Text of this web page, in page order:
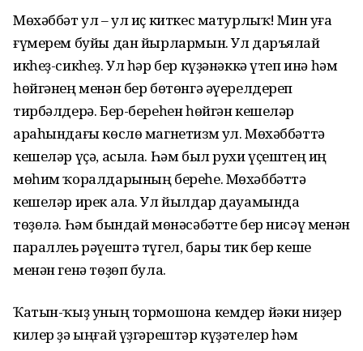
Мөхәббәт ул – ул иҫ киткес матурлыҡ! Мин уға
ғүмерем буйы дан йырлармын. Ул даръялай
икһеҙ-сикһеҙ. Ул һәр бер күҙәнәккә үтеп инә һәм
һөйгәнең менән бер бөтөнгә әүерелдереп
тирбәлдерә. Бер-береһен һөйгән кешеләр
араһындағы көслө магнетизм ул. Мөхәббәттә
кешеләр үҫә, асыла. Һәм был рухи үҫештең иң
мөһим ҡоралдарының береһе. Мөхәббәттә
кешеләр ирек ала. Ул йылдар дауамында
төҙөлә. Һәм бындай мөнәсәбәтте бер нисәү менән
параллеь рәүештә түгел, бары тик бер кеше
менән генә төҙөп була.
Ҡатын-ҡыҙ уның тормошона кемдер йәки ниҙер
килер ҙә ыңғай үҙгәрештәр күҙәтелер һәм